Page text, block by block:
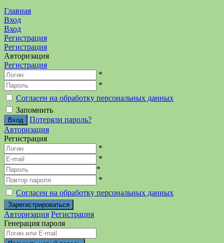
Главная
Вход
Вход
Регистрация
Регистрация
Авторизация
Регистрация
*
*
Согласен на обработку персональных данных
Запомнить
Потеряли пароль?
Авторизация
Регистрация
*
*
*
*
Согласен на обработку персональных данных
Авторизация Регистрация
Генерация пароля